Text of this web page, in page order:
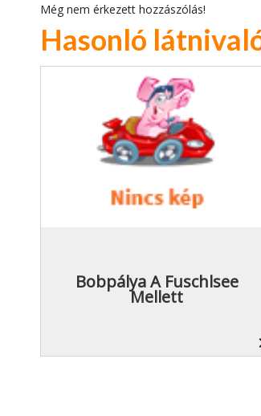
Még nem érkezett hozzászólás!
Hasonló
Bobpálya A Fuschlsee
Mellett